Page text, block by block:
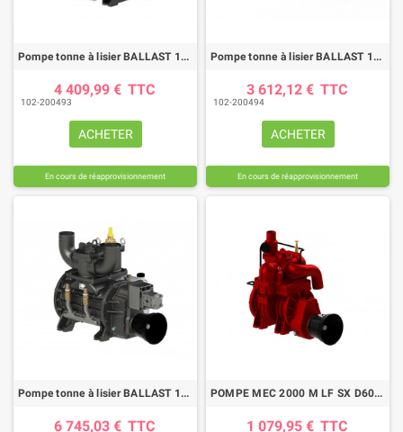
Pompe tonne à lisier BALLAST 16000 D LA
4 409,99 € TTC
102-200493
ACHETER
En cours de réapprovisionnement
Pompe tonne à lisier BALLAST 16000 MA LA
3 612,12 € TTC
102-200494
ACHETER
En cours de réapprovisionnement
Pompe tonne à lisier BALLAST 16000 K LA
6 745,03 € TTC
POMPE MEC 2000 M LF SX D60 STD
1 079,95 € TTC